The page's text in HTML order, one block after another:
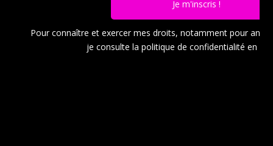
Je m'inscris !
Pour connaître et exercer mes droits, notamment pour
je consulte la politique de confidentialité en